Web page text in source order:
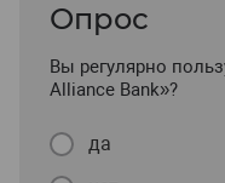
Опрос
Вы регулярно
Alliance Bank»?
да